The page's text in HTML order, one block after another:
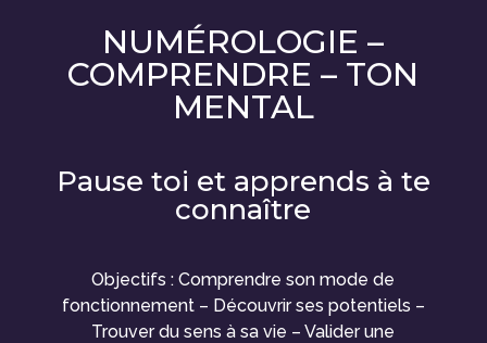
NUMÉROLOGIE –
COMPRENDRE – TON
MENTAL
Pause toi et apprends à te
connaître
Objectifs : Comprendre son mode de
fonctionnement – Découvrir ses potentiels –
Trouver du sens à sa vie – Valider une